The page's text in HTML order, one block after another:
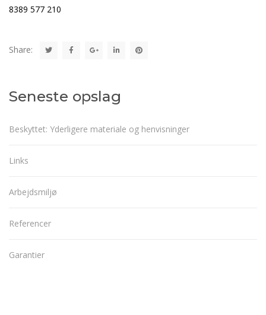
8389 577 210
Share:
Seneste opslag
Beskyttet: Yderligere materiale og henvisninger
Links
Arbejdsmiljø
Referencer
Garantier